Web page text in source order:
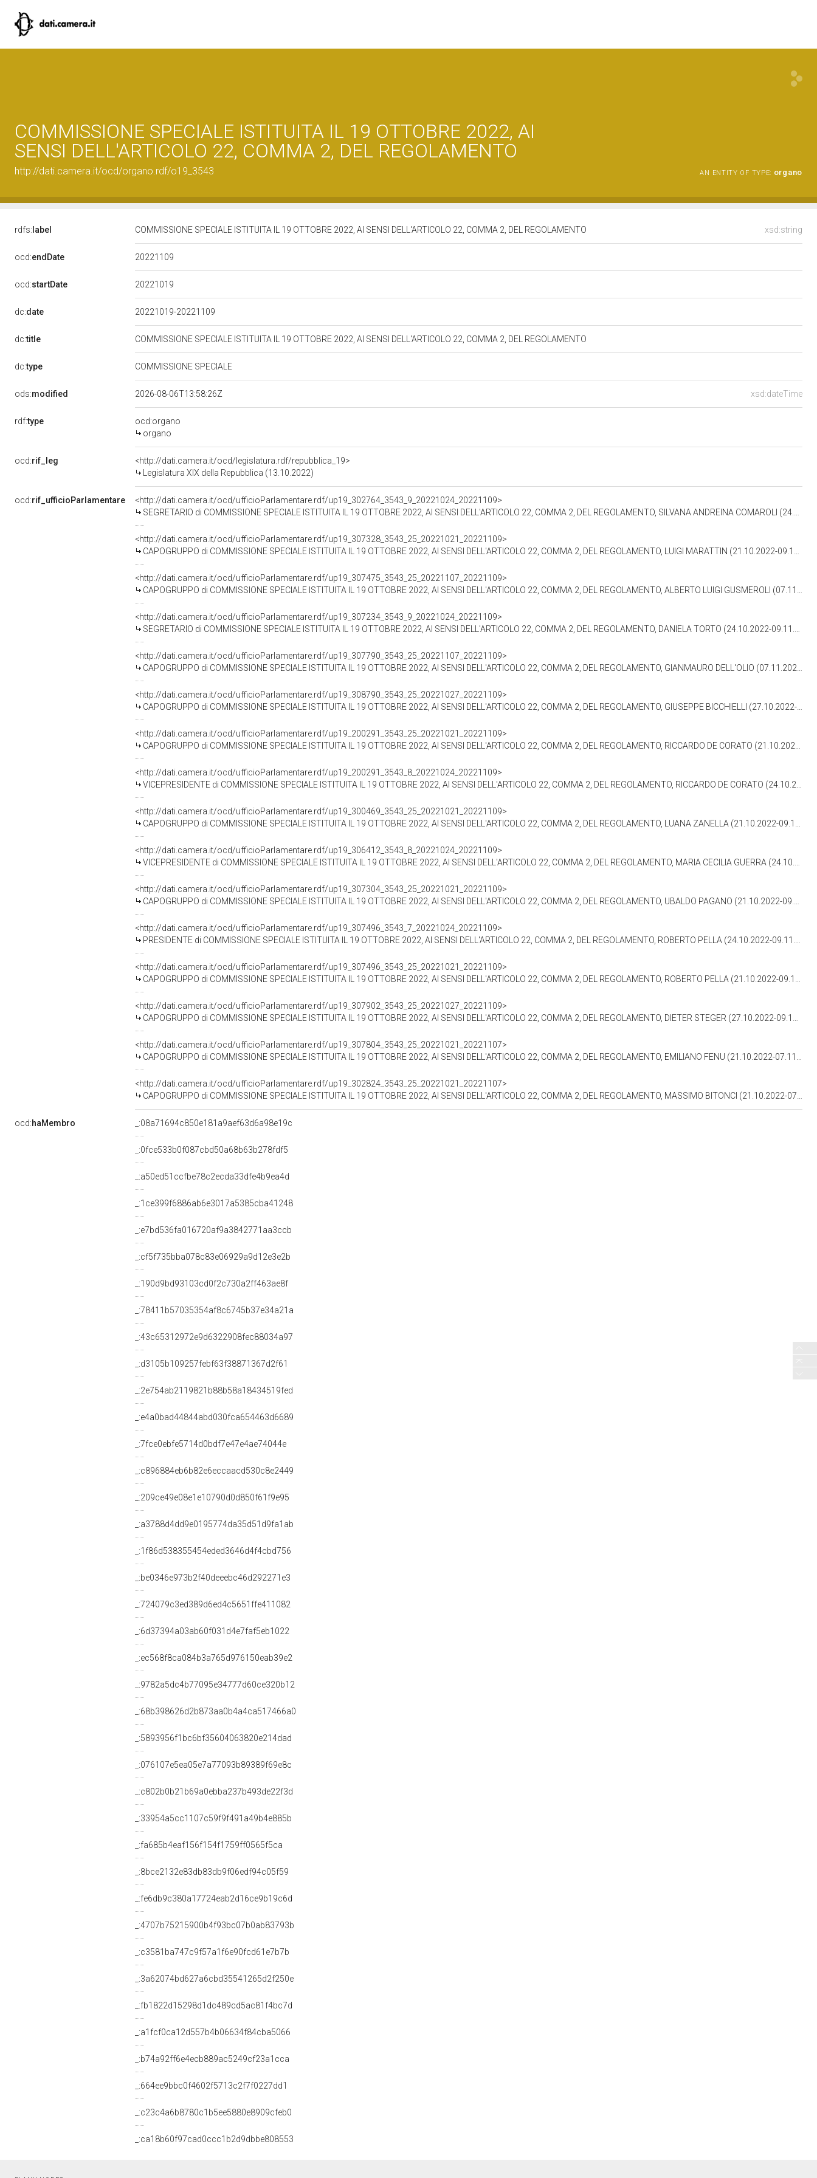
COMMISSIONE SPECIALE ISTITUITA IL 19 OTTOBRE 2022, AI
SENSI DELL'ARTICOLO 22, COMMA 2, DEL REGOLAMENTO
http://dati.camera.it/ocd/organo.rdf/o19_3543 AN ENTITY OF TYPE: organo
rdfs: label xsd:string
COMMISSIONE SPECIALE ISTITUITA IL 19 OTTOBRE 2022, AI SENSI DELL'ARTICOLO 22, COMMA 2, DEL REGOLAMENTO
ocd:endDate 20221109
ocd:startDate 20221019
dc:date 20221019-20221109
dc:title COMMISSIONE SPECIALE ISTITUITA IL 19 OTTOBRE 2022, AI SENSI DELL'ARTICOLO 22, COMMA 2, DEL REGOLAMENTO
dc:type COMMISSIONE SPECIALE
ods:modified xsd:dateTime
2026-08-06T13:58:26Z
rdf:type
ocd:organo
organo
ocd:rif_leg
<http://dati.camera.it/ocd/legislatura.rdf/repubblica_19>
Legislatura XIX della Repubblica (13.10.2022)
ocd:rif_ufficioParlamentare
<http://dati.camera.it/ocd/ufficioParlamentare.rdf/up19_302764_3543_9_20221024_20221109>
SEGRETARIO di COMMISSIONE SPECIALE ISTITUITA IL 19 OTTOBRE 2022, AI SENSI DELL'ARTICOLO 22, COMMA 2, DEL REGOLAMENTO, SILVANA ANDREINA COMAROLI (24.10.2022-09.11.2022)
<http://dati.camera.it/ocd/ufficioParlamentare.rdf/up19_307328_3543_25_20221021_20221109>
CAPOGRUPPO di COMMISSIONE SPECIALE ISTITUITA IL 19 OTTOBRE 2022, AI SENSI DELL'ARTICOLO 22, COMMA 2, DEL REGOLAMENTO, LUIGI MARATTIN (21.10.2022-09.11.2022)
<http://dati.camera.it/ocd/ufficioParlamentare.rdf/up19_307475_3543_25_20221107_20221109>
CAPOGRUPPO di COMMISSIONE SPECIALE ISTITUITA IL 19 OTTOBRE 2022, AI SENSI DELL'ARTICOLO 22, COMMA 2, DEL REGOLAMENTO, ALBERTO LUIGI GUSMEROLI (07.11.2022-09.11.2022)
<http://dati.camera.it/ocd/ufficioParlamentare.rdf/up19_307234_3543_9_20221024_20221109>
SEGRETARIO di COMMISSIONE SPECIALE ISTITUITA IL 19 OTTOBRE 2022, AI SENSI DELL'ARTICOLO 22, COMMA 2, DEL REGOLAMENTO, DANIELA TORTO (24.10.2022-09.11.2022)
<http://dati.camera.it/ocd/ufficioParlamentare.rdf/up19_307790_3543_25_20221107_20221109>
CAPOGRUPPO di COMMISSIONE SPECIALE ISTITUITA IL 19 OTTOBRE 2022, AI SENSI DELL'ARTICOLO 22, COMMA 2, DEL REGOLAMENTO, GIANMAURO DELL'OLIO (07.11.2022-09.11.2022)
<http://dati.camera.it/ocd/ufficioParlamentare.rdf/up19_308790_3543_25_20221027_20221109>
CAPOGRUPPO di COMMISSIONE SPECIALE ISTITUITA IL 19 OTTOBRE 2022, AI SENSI DELL'ARTICOLO 22, COMMA 2, DEL REGOLAMENTO, GIUSEPPE BICCHIELLI (27.10.2022-09.11.2022)
<http://dati.camera.it/ocd/ufficioParlamentare.rdf/up19_200291_3543_25_20221021_20221109>
CAPOGRUPPO di COMMISSIONE SPECIALE ISTITUITA IL 19 OTTOBRE 2022, AI SENSI DELL'ARTICOLO 22, COMMA 2, DEL REGOLAMENTO, RICCARDO DE CORATO (21.10.2022-09.11.2022)
<http://dati.camera.it/ocd/ufficioParlamentare.rdf/up19_200291_3543_8_20221024_20221109>
VICEPRESIDENTE di COMMISSIONE SPECIALE ISTITUITA IL 19 OTTOBRE 2022, AI SENSI DELL'ARTICOLO 22, COMMA 2, DEL REGOLAMENTO, RICCARDO DE CORATO (24.10.2022-09.11.2022)
<http://dati.camera.it/ocd/ufficioParlamentare.rdf/up19_300469_3543_25_20221021_20221109>
CAPOGRUPPO di COMMISSIONE SPECIALE ISTITUITA IL 19 OTTOBRE 2022, AI SENSI DELL'ARTICOLO 22, COMMA 2, DEL REGOLAMENTO, LUANA ZANELLA (21.10.2022-09.11.2022)
<http://dati.camera.it/ocd/ufficioParlamentare.rdf/up19_306412_3543_8_20221024_20221109>
VICEPRESIDENTE di COMMISSIONE SPECIALE ISTITUITA IL 19 OTTOBRE 2022, AI SENSI DELL'ARTICOLO 22, COMMA 2, DEL REGOLAMENTO, MARIA CECILIA GUERRA (24.10.2022-09.11.2022)
<http://dati.camera.it/ocd/ufficioParlamentare.rdf/up19_307304_3543_25_20221021_20221109>
CAPOGRUPPO di COMMISSIONE SPECIALE ISTITUITA IL 19 OTTOBRE 2022, AI SENSI DELL'ARTICOLO 22, COMMA 2, DEL REGOLAMENTO, UBALDO PAGANO (21.10.2022-09.11.2022)
<http://dati.camera.it/ocd/ufficioParlamentare.rdf/up19_307496_3543_7_20221024_20221109>
PRESIDENTE di COMMISSIONE SPECIALE ISTITUITA IL 19 OTTOBRE 2022, AI SENSI DELL'ARTICOLO 22, COMMA 2, DEL REGOLAMENTO, ROBERTO PELLA (24.10.2022-09.11.2022)
<http://dati.camera.it/ocd/ufficioParlamentare.rdf/up19_307496_3543_25_20221021_20221109>
CAPOGRUPPO di COMMISSIONE SPECIALE ISTITUITA IL 19 OTTOBRE 2022, AI SENSI DELL'ARTICOLO 22, COMMA 2, DEL REGOLAMENTO, ROBERTO PELLA (21.10.2022-09.11.2022)
<http://dati.camera.it/ocd/ufficioParlamentare.rdf/up19_307902_3543_25_20221027_20221109>
CAPOGRUPPO di COMMISSIONE SPECIALE ISTITUITA IL 19 OTTOBRE 2022, AI SENSI DELL'ARTICOLO 22, COMMA 2, DEL REGOLAMENTO, DIETER STEGER (27.10.2022-09.11.2022)
<http://dati.camera.it/ocd/ufficioParlamentare.rdf/up19_307804_3543_25_20221021_20221107>
CAPOGRUPPO di COMMISSIONE SPECIALE ISTITUITA IL 19 OTTOBRE 2022, AI SENSI DELL'ARTICOLO 22, COMMA 2, DEL REGOLAMENTO, EMILIANO FENU (21.10.2022-07.11.2022)
<http://dati.camera.it/ocd/ufficioParlamentare.rdf/up19_302824_3543_25_20221021_20221107>
CAPOGRUPPO di COMMISSIONE SPECIALE ISTITUITA IL 19 OTTOBRE 2022, AI SENSI DELL'ARTICOLO 22, COMMA 2, DEL REGOLAMENTO, MASSIMO BITONCI (21.10.2022-07.11.2022)
ocd:haMembro _:08a71694c850e181a9aef63d6a98e19c
_:0fce533b0f087cbd50a68b63b278fdf5
_:a50ed51ccfbe78c2ecda33dfe4b9ea4d
_:1ce399f6886ab6e3017a5385cba41248
_:e7bd536fa016720af9a3842771aa3ccb
_:cf5f735bba078c83e06929a9d12e3e2b
_:190d9bd93103cd0f2c730a2ff463ae8f
_:78411b57035354af8c6745b37e34a21a
_:43c65312972e9d6322908fec88034a97
_:d3105b109257febf63f38871367d2f61
_:2e754ab2119821b88b58a18434519fed
_:e4a0bad44844abd030fca654463d6689
_:7fce0ebfe5714d0bdf7e47e4ae74044e
_:c896884eb6b82e6eccaacd530c8e2449
_:209ce49e08e1e10790d0d850f61f9e95
_:a3788d4dd9e0195774da35d51d9fa1ab
_:1f86d538355454eded3646d4f4cbd756
_:be0346e973b2f40deeebc46d292271e3
_:724079c3ed389d6ed4c5651ffe411082
_:6d37394a03ab60f031d4e7faf5eb1022
_:ec568f8ca084b3a765d976150eab39e2
_:9782a5dc4b77095e34777d60ce320b12
_:68b398626d2b873aa0b4a4ca517466a0
_:5893956f1bc6bf35604063820e214dad
_:076107e5ea05e7a77093b89389f69e8c
_:c802b0b21b69a0ebba237b493de22f3d
_:33954a5cc1107c59f9f491a49b4e885b
_:fa685b4eaf156f154f1759ff0565f5ca
_:8bce2132e83db83db9f06edf94c05f59
_:fe6db9c380a17724eab2d16ce9b19c6d
_:4707b75215900b4f93bc07b0ab83793b
_:c3581ba747c9f57a1f6e90fcd61e7b7b
_:3a62074bd627a6cbd35541265d2f250e
_:fb1822d15298d1dc489cd5ac81f4bc7d
_:a1fcf0ca12d557b4b06634f84cba5066
_:b74a92ff6e4ecb889ac5249cf23a1cca
_:664ee9bbc0f4602f5713c2f7f0227dd1
_:c23c4a6b8780c1b5ee5880e8909cfeb0
_:ca18b60f97cad0ccc1b2d9dbbe808553